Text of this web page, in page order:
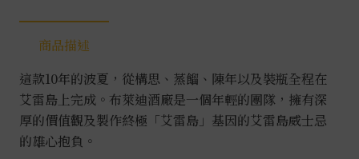
0.7L
商品描述
這款10年的波夏，從構思、蒸餾、陳年以及裝瓶全程在
艾雷島上完成。布萊迪酒廠是一個年輕的團隊，擁有深
厚的價值觀及製作終極「艾雷島」基因的艾雷島威士忌
的雄心抱負。